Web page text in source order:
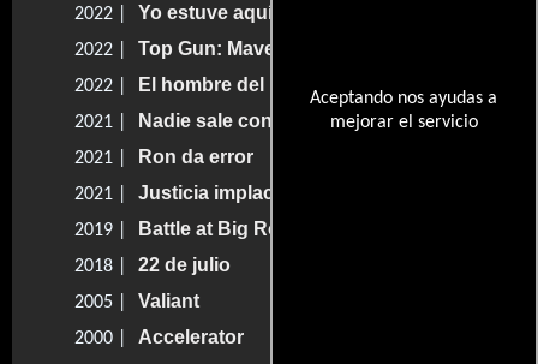
Aceptando nos ayudas a
mejorar el servicio
2022 | Yo estuve aquí
2022 | Top Gun: Maverick
2022 | El hombre del norte
2021 | Nadie sale con vida
2021 | Ron da error
2021 | Justicia implacable
2019 | Battle at Big Rock
2018 | 22 de julio
2005 | Valiant
2000 |
Accelerator